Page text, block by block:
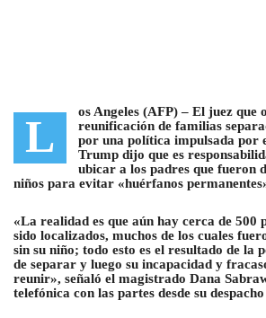
L os Angeles (AFP) – El juez que
reunificación de familias
por una política impulsada por
Trump dijo que es
ubicar a los padres que fueron
niños para evitar «huérfanos
«La realidad es que aún hay cerca de 500
sido localizados, muchos de los cuales
sin su niño; todo esto es el resultado de la
de separar y luego su incapacidad y
reunir», señaló el magistrado Dana
telefónica con las partes desde su